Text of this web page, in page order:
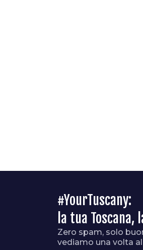
#YourTuscany:
la tua
Zero spam, solo
vediamo una volta